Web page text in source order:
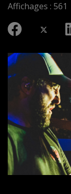
Affichages : 561